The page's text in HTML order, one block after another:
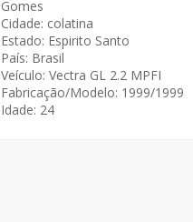
Gomes
Cidade: colatina
Estado: Espirito Santo
País: Brasil
Veículo: Vectra GL 2.2 MPFI
Fabricação/Modelo: 1999/1999
Idade: 24